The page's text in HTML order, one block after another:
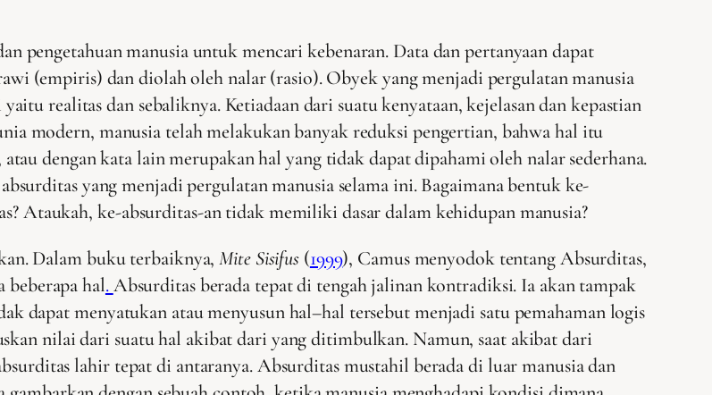
pengetahuan manusia untuk mencari kebenaran. Data dan pertanyaan dapat
(empiris) dan diolah oleh nalar (rasio). Obyek yang menjadi pergulatan manusia
realitas dan sebaliknya. Ketiadaan dari suatu kenyataan, kejelasan dan kepastian
modern, manusia telah melakukan banyak reduksi pengertian, bahwa hal itu
dengan kata lain merupakan hal yang tidak dapat dipahami oleh nalar sederhana.
yang menjadi pergulatan manusia selama ini. Bagaimana bentuk ke-
Ataukah, ke-absurditas-an tidak memiliki dasar dalam kehidupan manusia?
Dalam buku terbaiknya,Mite Sisifus (1999), Camus menyodok tentang Absurditas,
beberapa hal.Absurditas berada tepat di tengah jalinan kontradiksi. Ia akan tampak
dapat menyatukan atau menyusun hal–hal tersebut menjadi satu pemahaman logis
nilai dari suatu hal akibat dari yang ditimbulkan. Namun, saat akibat dari
lahir tepat di antaranya. Absurditas mustahil berada di luar manusia dan